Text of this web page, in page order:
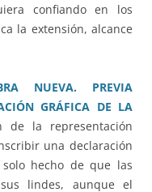
confiando en los
la extensión, alcance
NUEVA. PREVIA
GRÁFICA DE LA
de la representación
una declaración
hecho de que las
lindes, aunque el